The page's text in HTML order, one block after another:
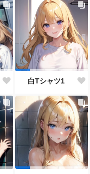
白Tシャツ1